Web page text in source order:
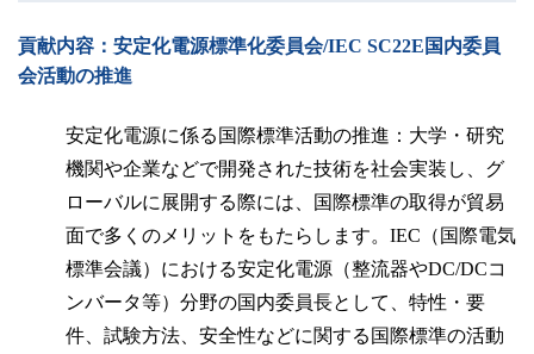
貢献内容：安定化電源標準化委員会/IEC SC22E国内委員
会活動の推進
安定化電源に係る国際標準活動の推進：大学・研究
機関や企業などで開発された技術を社会実装し、グ
ローバルに展開する際には、国際標準の取得が貿易
面で多くのメリットをもたらします。IEC（国際電気
標準会議）における安定化電源（整流器やDC/DCコ
ンバータ等）分野の国内委員長として、特性・要
件、試験方法、安全性などに関する国際標準の活動